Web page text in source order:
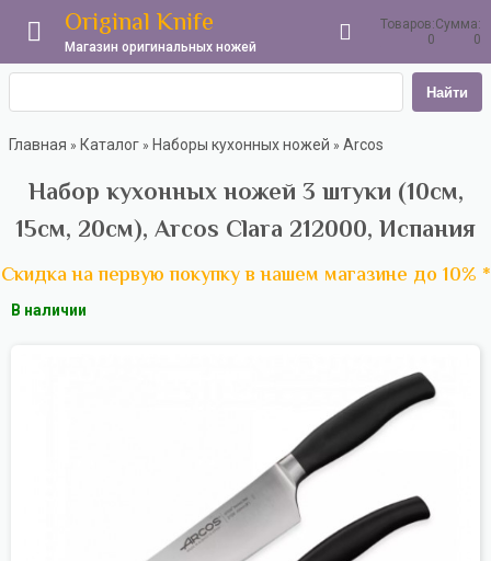
Original Knife
Магазин оригинальных ножей
Товаров:
0
Сумма:
0
Найти
Главная » Каталог » Наборы кухонных ножей » Arcos
Набор кухонных ножей 3 штуки (10см,
15см, 20см), Arcos Clara 212000, Испания
Скидка на первую покупку в нашем магазине до 10% *
В наличии